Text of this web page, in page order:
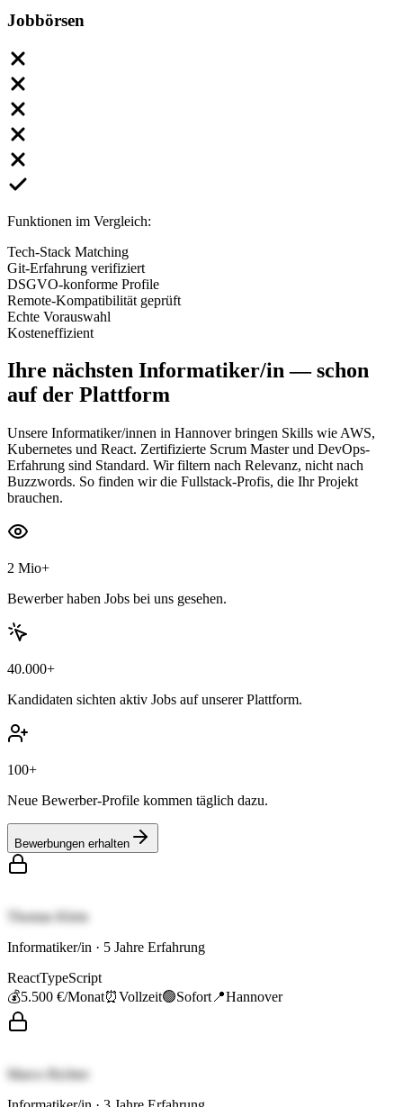
Jobbörsen
Funktionen im Vergleich:
Tech-Stack Matching
Git-Erfahrung verifiziert
DSGVO-konforme Profile
Remote-Kompatibilität geprüft
Echte Vorauswahl
Kosteneffizient
Ihre nächsten Informatiker/in— schon
auf der Plattform
Unsere Informatiker/innen in Hannover bringen Skills wie AWS,
Kubernetes und React. Zertifizierte Scrum Master und DevOps-
Erfahrung sind Standard. Wir filtern nach Relevanz, nicht nach
Buzzwords. So finden wir die Fullstack-Profis, die Ihr Projekt
brauchen.
2 Mio+
Bewerber haben Jobs bei uns gesehen.
40.000+
Kandidaten sichten aktiv Jobs auf unserer Plattform.
100+
Neue Bewerber-Profile kommen täglich dazu.
Bewerbungen erhalten
Thomas Klein
Informatiker/in · 5 Jahre Erfahrung
ReactTypeScript
💰5.500 €/Monat⏰Vollzeit🟢Sofort 📍Hannover
Marco Richter